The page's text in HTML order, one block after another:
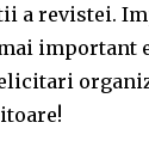
a revistei.
important